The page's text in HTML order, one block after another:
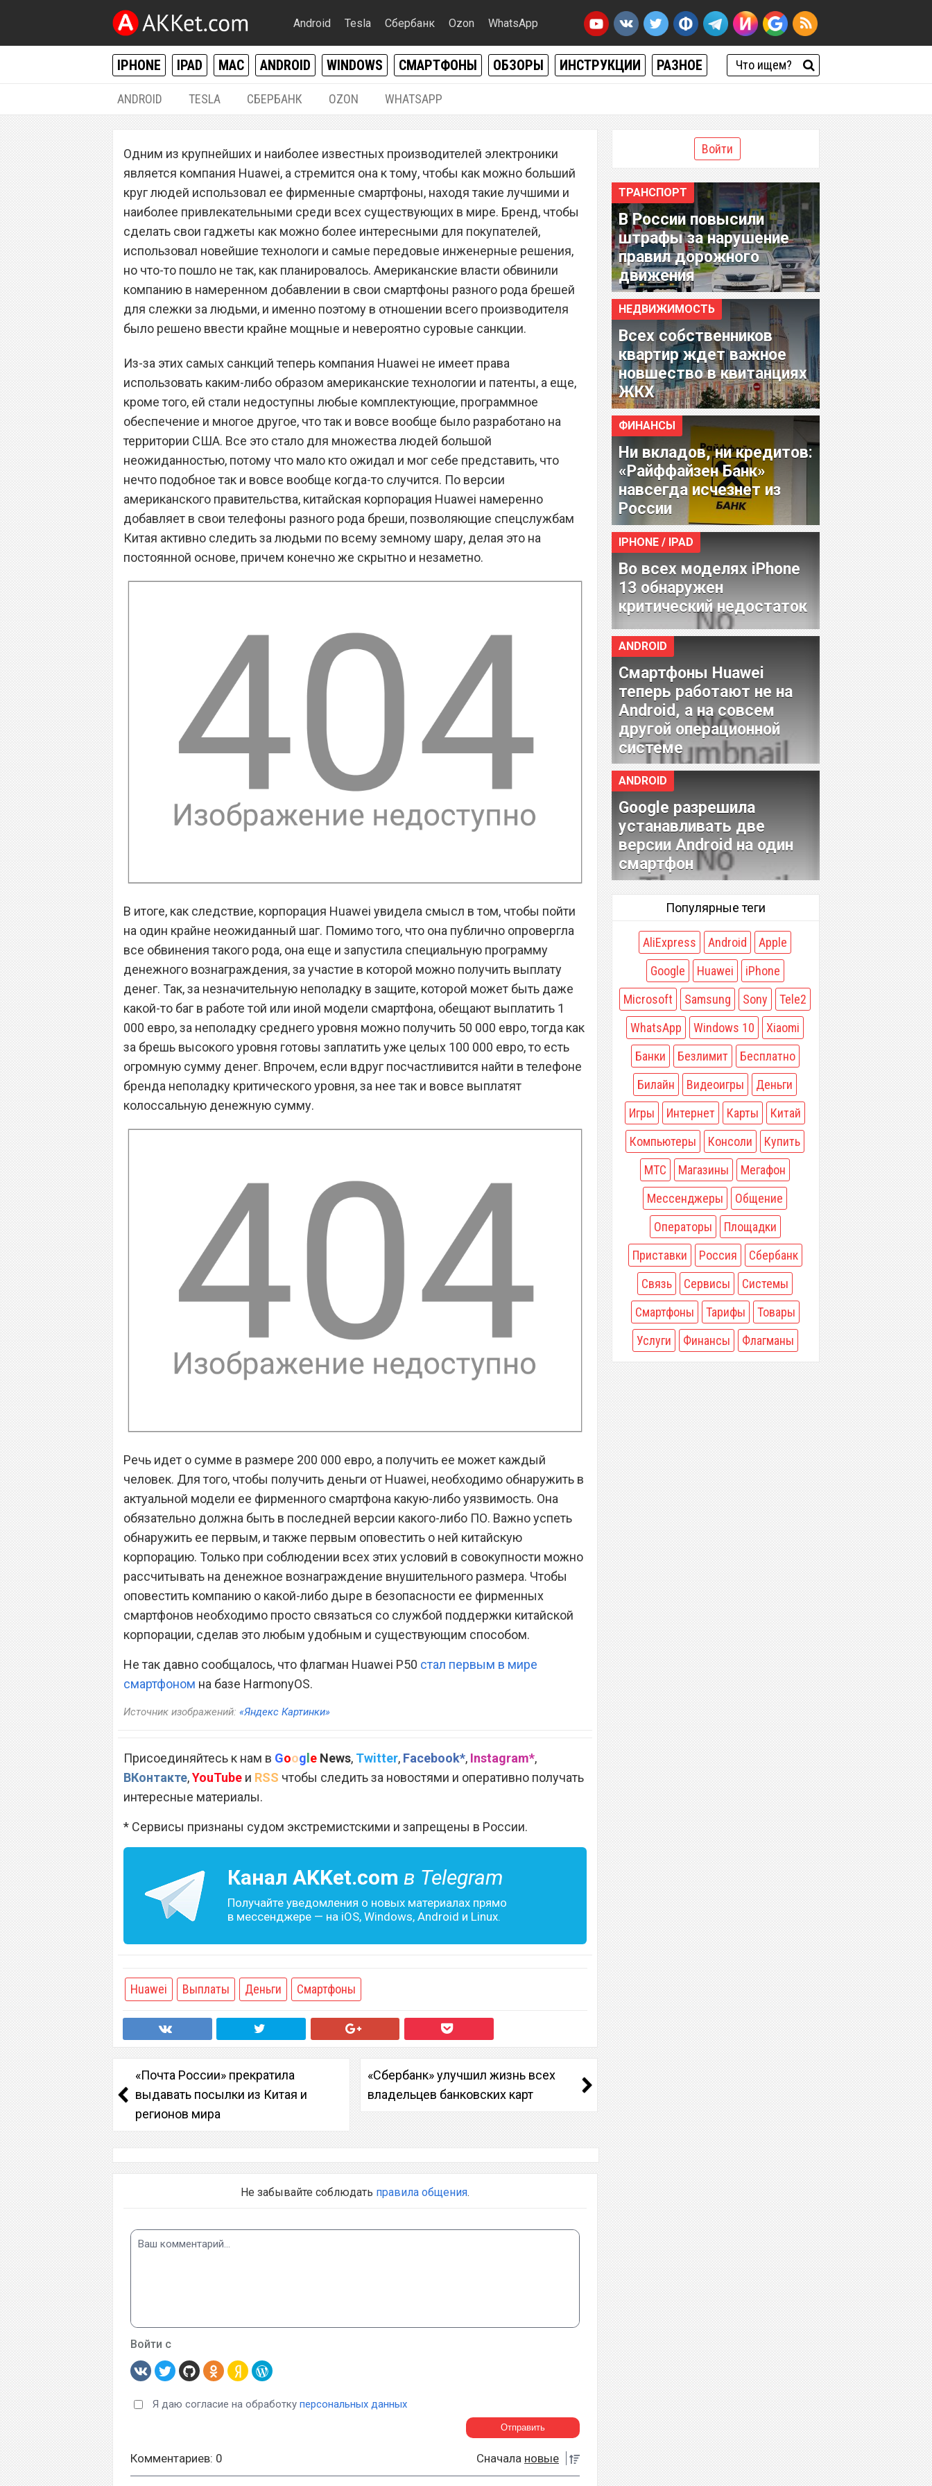
Android Tesla Сбербанк Ozon WhatsApp
IPHONE IPAD MAC ANDROID WINDOWS СМАРТФОНЫ ОБЗОРЫ ИНСТРУКЦИИ РАЗНОЕ
ANDROID TESLA СБЕРБАНК OZON WHATSAPP
Huawei выплатила деньги всем
владельцам смартфонов. Как получить
выплату
Одним из крупнейших и наиболее известных производителей электроники
является компания Huawei, а стремится она к тому, чтобы как можно больший
круг людей использовал ее фирменные смартфоны, находя такие лучшими и
наиболее привлекательными среди всех существующих в мире. Бренд, чтобы
сделать свои гаджеты как можно более интересными для покупателей,
использовал новейшие технологи и самые передовые инженерные решения,
но что-то пошло не так, как планировалось. Американские власти обвинили
компанию в намеренном добавлении в свои смартфоны разного рода брешей
для слежки за людьми, и именно поэтому в отношении всего производителя
было решено ввести крайне мощные и невероятно суровые санкции.
Из-за этих самых санкций теперь компания Huawei не имеет права
использовать каким-либо образом американские технологии и патенты, а еще,
кроме того, ей стали недоступны любые комплектующие, программное
обеспечение и многое другое, что так и вовсе вообще было разработано на
территории США. Все это стало для множества людей большой
неожиданностью, потому что мало кто ожидал и мог себе представить, что
нечто подобное так и вовсе вообще когда-то случится. По версии
американского правительства, китайская корпорация Huawei намеренно
добавляет в свои телефоны разного рода бреши, позволяющие спецслужбам
Китая активно следить за людьми по всему земному шару, делая это на
постоянной основе, причем конечно же скрытно и незаметно.
В итоге, как следствие, корпорация Huawei увидела смысл в том, чтобы пойти
на один крайне неожиданный шаг. Помимо того, что она публично опровергла
все обвинения такого рода, она еще и запустила специальную программу
денежного вознаграждения, за участие в которой можно получить выплату
денег. Так, за незначительную неполадку в защите, которой может быть даже
какой-то баг в работе той или иной модели смартфона, обещают выплатить 1
000 евро, за неполадку среднего уровня можно получить 50 000 евро, тогда как
за брешь высокого уровня готовы заплатить уже целых 100 000 евро, то есть
огромную сумму денег. Впрочем, если вдруг посчастливится найти в телефоне
бренда неполадку критического уровня, за нее так и вовсе выплатят
колоссальную денежную сумму.
Речь идет о сумме в размере 200 000 евро, а получить ее может каждый
человек. Для того, чтобы получить деньги от Huawei, необходимо обнаружить в
актуальной модели ее фирменного смартфона какую-либо уязвимость. Она
обязательно должна быть в последней версии какого-либо ПО. Важно успеть
обнаружить ее первым, и также первым оповестить о ней китайскую
корпорацию. Только при соблюдении всех этих условий в совокупности можно
рассчитывать на денежное вознаграждение внушительного размера. Чтобы
оповестить компанию о какой-либо дыре в безопасности ее фирменных
смартфонов необходимо просто связаться со службой поддержки китайской
корпорации, сделав это любым удобным и существующим способом.
Не так давно сообщалось, что флагман Huawei P50 стал первым в мире
смартфоном на базе HarmonyOS.
Источник изображений: «Яндекс Картинки»
Присоединяйтесь к нам в Google News, Twitter, Facebook*, Instagram*,
ВКонтакте,YouTube и RSS чтобы следить за новостями и оперативно получать
интересные материалы.
* Сервисы признаны судом экстремистскими и запрещены в России.
Канал AKKet.com в Telegram
Получайте уведомления о новых материалах прямо
в мессенджере — на iOS, Windows, Android и Linux.
Huawei Выплаты Деньги Смартфоны
«Почта России» прекратила
выдавать посылки из Китая и
регионов мира
«Сбербанк» улучшил жизнь всех
владельцев банковских карт
Не забывайте соблюдать правила общения.
Войти с
Я даю согласие на обработку персональных данных
Комментариев: 0 Сначала новые
Войти
ТРАНСПОРТ
В России повысили
штрафы за нарушение
правил дорожного
движения
НЕДВИЖИМОСТЬ
Всех собственников
квартир ждет важное
новшество в квитанциях
ЖКХ
ФИНАНСЫ
Ни вкладов, ни кредитов:
«Райффайзен Банк»
навсегда исчезнет из
России
IPHONE / IPAD
Во всех моделях iPhone
13 обнаружен
критический недостаток
ANDROID
Смартфоны Huawei
теперь работают не на
Android, а на совсем
другой операционной
системе
ANDROID
Google разрешила
устанавливать две
версии Android на один
смартфон
Популярные теги
AliExpress Android
Apple
Google
Huawei
iPhone
Microsoft
Samsung Sony
Tele2
WhatsApp
Windows 10
Xiaomi
Банки
Безлимит
Бесплатно
Билайн
Видеоигры
Деньги
Игры
Интернет Карты
Китай
Компьютеры
Консоли
Купить
МТС
Магазины
Мегафон
Мессенджеры
Общение
Операторы
Площадки
Приставки
Россия
Сбербанк
Связь
Сервисы
Системы
Смартфоны
Тарифы
Товары
Услуги
Финансы Флагманы